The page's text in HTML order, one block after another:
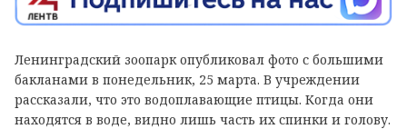
Ленинградский зоопарк опубликовал фото с большими
бакланами в понедельник, 25 марта. В учреждении
рассказали, что это водоплавающие птицы. Когда они
находятся в воде, видно лишь часть их спинки и голову.